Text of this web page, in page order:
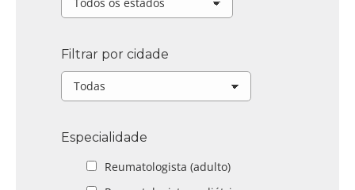
Filtrar por cidade
Especialidade
Reumatologista (adulto)